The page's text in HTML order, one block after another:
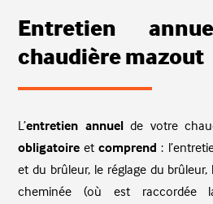
Entretien
chaudière mazout
L’entretien annuelde votre
obligatoire etcomprend :
et du brûleur, le réglage du
cheminée (où est raccordée